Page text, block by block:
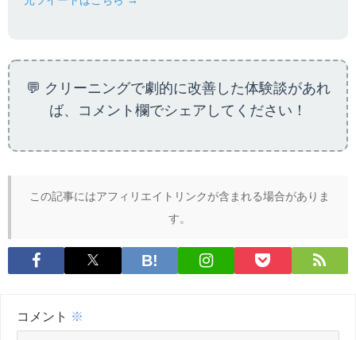
💬 クリーニングで劇的に改善した体験談があれ
ば、コメント欄でシェアしてください！
この記事にはアフィリエイトリンクが含まれる場合がありま
す。
コメント ※